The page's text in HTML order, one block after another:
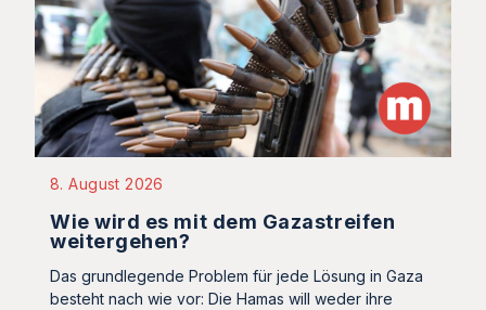
8. August 2026
Wie wird es mit dem Gazastreifen
weitergehen?
Das grundlegende Problem für jede Lösung in Gaza
besteht nach wie vor: Die Hamas will weder ihre